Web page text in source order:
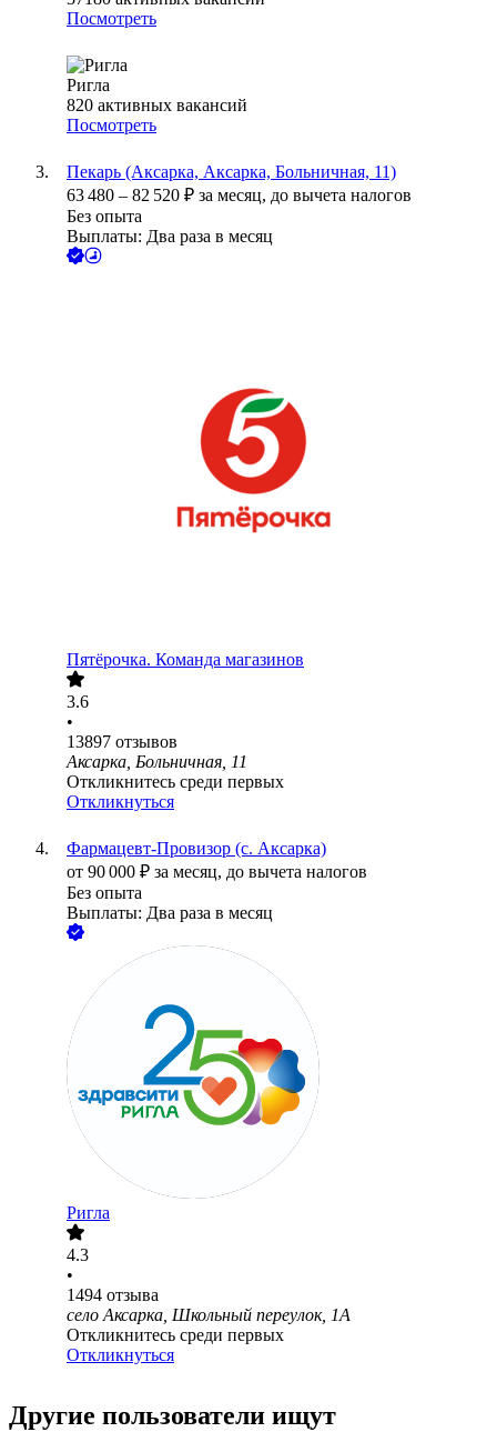
Посмотреть
Ригла
820 активных вакансий
Посмотреть
Пекарь (Аксарка, Аксарка, Больничная, 11)
63 480 – 82 520 ₽ за месяц, до вычета налогов
Без опыта
Выплаты: Два раза в месяц
Пятёрочка. Команда магазинов
3.6
•
13897 отзывов
Аксарка, Больничная, 11
Откликнитесь среди первых
Откликнуться
Фармацевт-Провизор (с. Аксарка)
от 90 000 ₽ за месяц, до вычета налогов
Без опыта
Выплаты: Два раза в месяц
Ригла
4.3
•
1494 отзыва
село Аксарка, Школьный переулок, 1А
Откликнитесь среди первых
Откликнуться
Другие пользователи ищут